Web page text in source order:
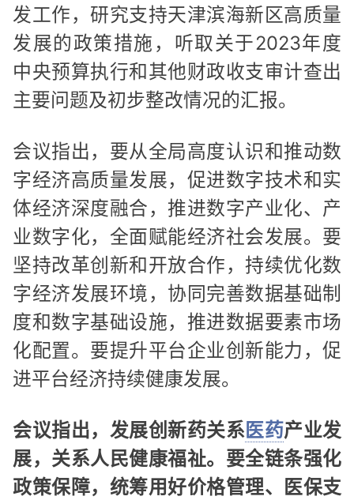
发工作，研究支持天津滨海新区高质量
发展的政策措施，听取关于2023年度
中央预算执行和其他财政收支审计查出
主要问题及初步整改情况的汇报。
会议指出，要从全局高度认识和推动数
字经济高质量发展，促进数字技术和实
体经济深度融合，推进数字产业化、产
业数字化，全面赋能经济社会发展。要
坚持改革创新和开放合作，持续优化数
字经济发展环境，协同完善数据基础制
度和数字基础设施，推进数据要素市场
化配置。要提升平台企业创新能力，促
进平台经济持续健康发展。
会议指出，发展创新药关系医药产业发
展，关系人民健康福祉。要全链条强化
政策保障，统筹用好价格管理、医保支